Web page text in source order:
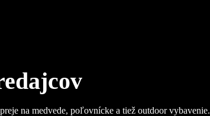
na medvede, poľovnícke a tiež outdoor vybavenie.